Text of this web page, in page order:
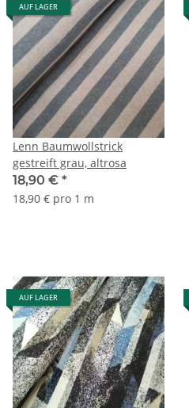
AUF LAGER
Lenn Baumwollstrick
gestreift grau, altrosa
18,90 € *
18,90 € pro 1 m
AUF LAGER